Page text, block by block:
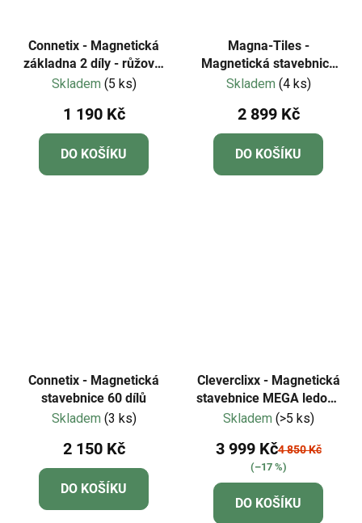
Connetix - Magnetická
základna 2 díly - růžová,
fialová
Skladem (5 ks)
1 190 Kč
DO KOŠÍKU
Magna-Tiles -
Magnetická stavebnice
Builder XL Truck 50 dílů
Skladem (4 ks)
2 899 Kč
DO KOŠÍKU
Connetix - Magnetická
stavebnice 60 dílů
Skladem (3 ks)
2 150 Kč
DO KOŠÍKU
Cleverclixx - Magnetická
stavebnice MEGA ledové
krystaly - 180 dílů
Skladem (>5 ks)
3 999 Kč4 850 Kč
(–17 %)
DO KOŠÍKU